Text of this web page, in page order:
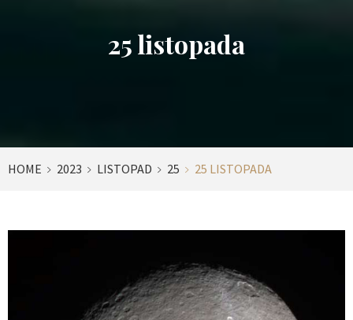
25 listopada
HOME 2023 LISTOPAD 25 25 LISTOPADA